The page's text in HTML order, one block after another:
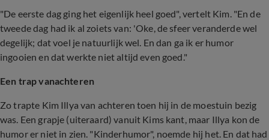
"De eerste dag ging het eigenlijk heel goed", vertelt Kim. "En de
tweede dag had ik al zoiets van: 'Oke, de sfeer veranderde wel
degelijk; dat voel je natuurlijk wel. En dan ga ik er humor
ingooien en dat werkte niet altijd even goed."
Een trap vanachteren
Zo trapte Kim Illya van achteren toen hij in de moestuin bezig
was. Een grapje (uiteraard) vanuit Kims kant, maar Illya kon de
humor er niet in zien. "Kinderhumor", noemde hij het. En dat had